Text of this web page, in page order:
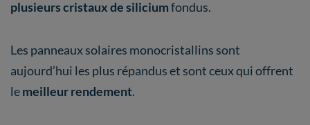
plusieurs cristaux de siliciumfondus.
Les panneaux solaires monocristallins sont
aujourd’hui les plus répandus et sont ceux qui offrent
lemeilleur rendement.